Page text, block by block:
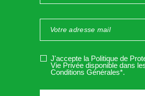
J'accepte la Politique de
Vie Privée disponible dans
Conditions Générales*.